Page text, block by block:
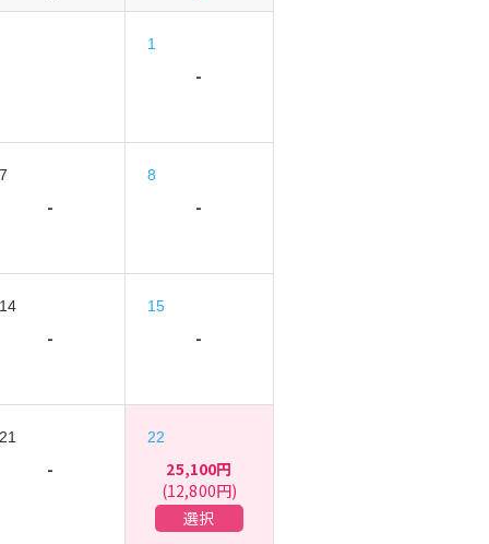
1
-
7
-
8
-
14
-
15
-
21
-
22
25,100円
(12,800円)
選択